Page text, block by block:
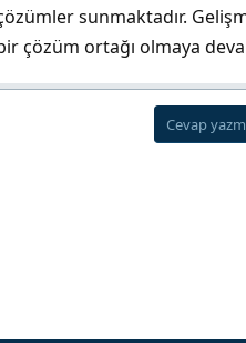
sunmaktadır.
çözüm ortağı olmaya
Cevap